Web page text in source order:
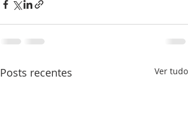
Posts recentes Ver tudo